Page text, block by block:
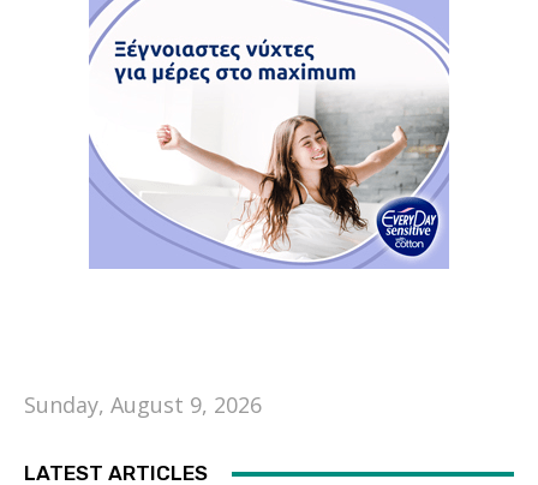
Sunday, August 9, 2026
LATEST ARTICLES